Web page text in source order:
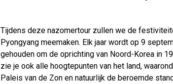
Tijdens deze nazomertour zullen we de
Pyongyang meemaken. Elk jaar wordt op 9
gehouden om de oprichting van Noord-Korea in
zie je ook alle hoogtepunten van het land,
Paleis van de Zon en natuurlijk de beroemde